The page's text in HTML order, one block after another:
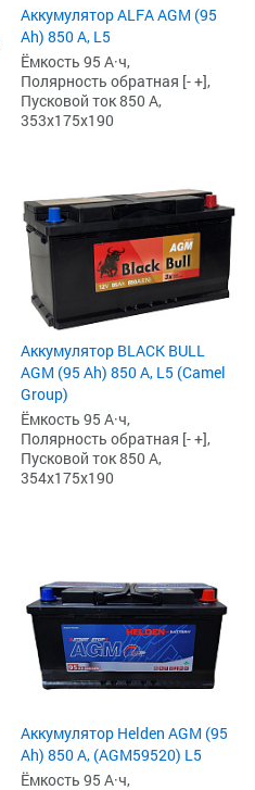
Аккумулятор ALFA AGM (95
Ah) 850 А, L5
Ёмкость 95 А·ч,
Полярность обратная [- +],
Пусковой ток 850 А,
353x175x190
Аккумулятор BLACK BULL
AGM (95 Ah) 850 А, L5 (Camel
Group)
Ёмкость 95 А·ч,
Полярность обратная [- +],
Пусковой ток 850 А,
354x175x190
Аккумулятор Helden AGM (95
Ah) 850 А, (AGM59520) L5
Ёмкость 95 А·ч,